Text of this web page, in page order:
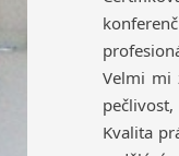
Velmi mi
Kvalita